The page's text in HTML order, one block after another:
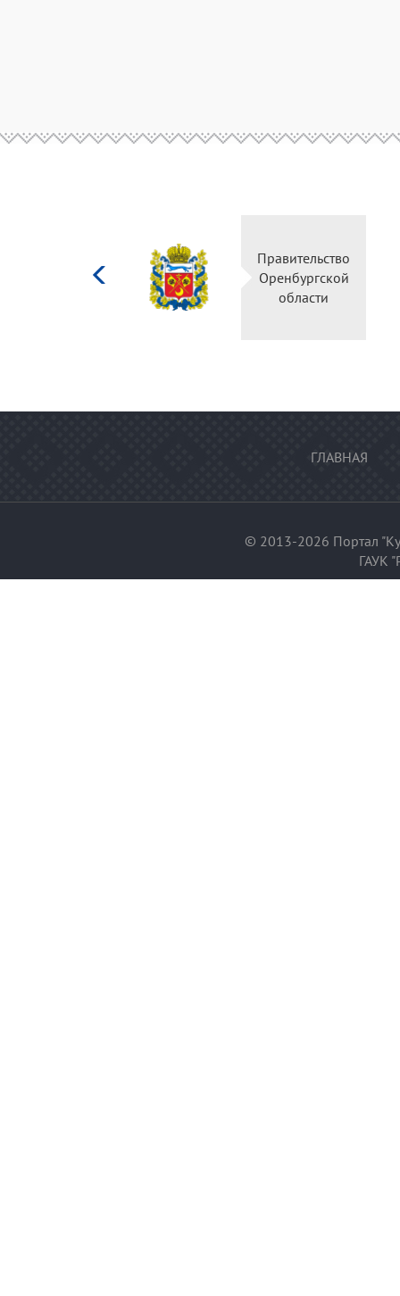
Правительство
Оренбургской
области
ГЛАВНАЯ
© 2013-2026 Портал
ГАУК